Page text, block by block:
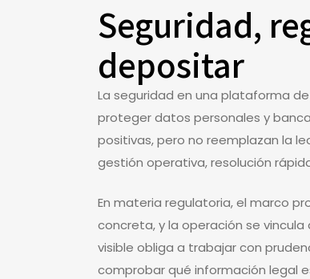
Seguridad,
depositar
La seguridad en una plataforma
proteger datos personales y
positivas, pero no reemplazan la
gestión operativa, resolución
En materia regulatoria, el marco
concreta, y la operación se vincula
visible obliga a trabajar con
comprobar qué información legal